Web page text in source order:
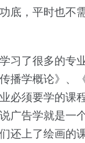
底，平时也不
习了很多的专
播学概论》、
必须要学的课
广告学就是一
还上了绘画的